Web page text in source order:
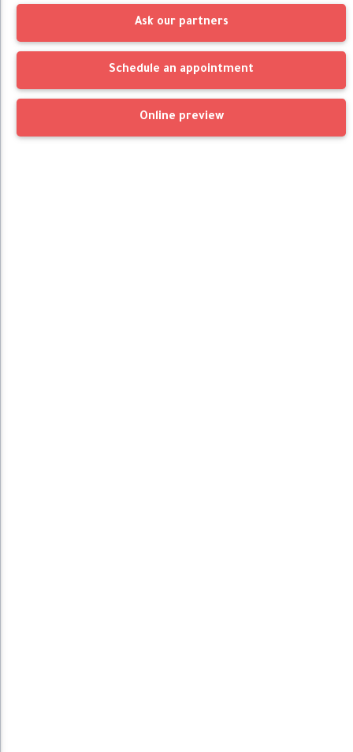
Ask our partners
Schedule an appointment
Online preview